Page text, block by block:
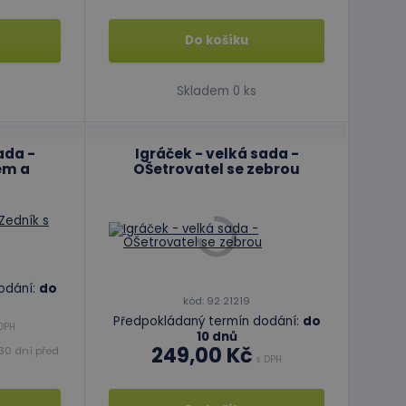
Do košíku
Skladem 0 ks
-
a
do
dní před
Igráček - velká sada -
OŠetrovatel se zebrou
kód: 92 21219
Předpokládaný termín dodání: do
10 dnů
249,00 Kč s DPH
Script.com
relace.
- což je
požadavku
a
koncový
koncový